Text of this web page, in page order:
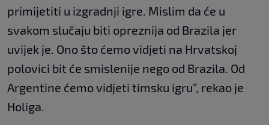
primijetiti u izgradnji igre. Mislim da će u
svakom slučaju biti opreznija od Brazila jer
uvijek je. Ono što ćemo vidjeti na Hrvatskoj
polovici bit će smislenije nego od Brazila. Od
Argentine ćemo vidjeti timsku igru”, rekao je
Holiga.